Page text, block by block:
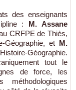
des enseignants
: M. Assane
CRFPE de Thiès,
Géographie, et M.
Géographie.
tout le
de force, les